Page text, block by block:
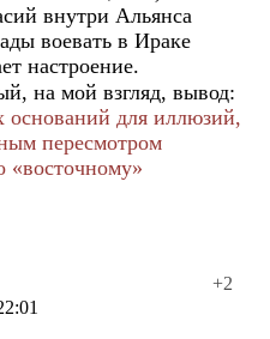
внутри Альянса
воевать в Ираке
настроение.
на мой взгляд, вывод:
оснований для иллюзий,
пересмотром
«восточному»
+2